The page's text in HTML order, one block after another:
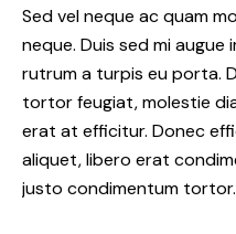
Sed vel neque ac quam
neque. Duis sed mi augue
rutrum a turpis eu porta.
tortor feugiat, molestie
erat at efficitur. Donec
aliquet, libero erat
justo condimentum tortor.